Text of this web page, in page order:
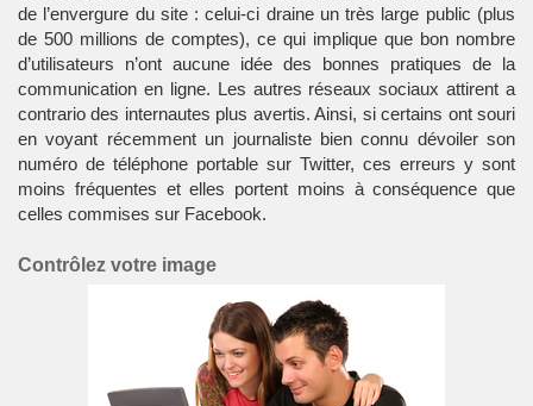
de l’envergure du site : celui-ci draine un très large public (plus
de 500 millions de comptes), ce qui implique que bon nombre
d’utilisateurs n’ont aucune idée des bonnes pratiques de la
communication en ligne. Les autres réseaux sociaux attirent a
contrario des internautes plus avertis. Ainsi, si certains ont souri
en voyant récemment un journaliste bien connu dévoiler son
numéro de téléphone portable sur Twitter, ces erreurs y sont
moins fréquentes et elles portent moins à conséquence que
celles commises sur Facebook.
Contrôlez votre image